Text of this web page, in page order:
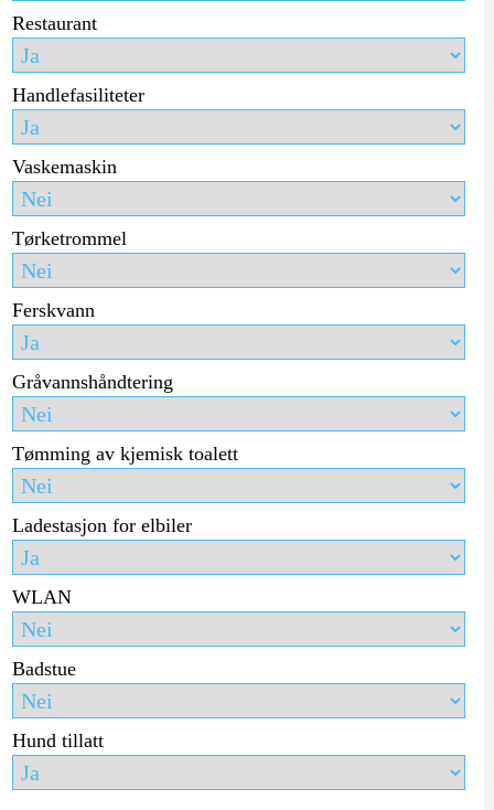
Restaurant
Handlefasiliteter
Vaskemaskin
Tørketrommel
Ferskvann
Gråvannshåndtering
Tømming av kjemisk toalett
Ladestasjon for elbiler
WLAN
Badstue
Hund tillatt